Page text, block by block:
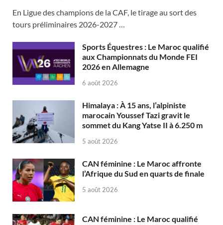
En Ligue des champions de la CAF, le tirage au sort des
tours préliminaires 2026-2027 …
Sports Équestres : Le Maroc qualifié
aux Championnats du Monde FEI
2026 en Allemagne
6 août 2026
Himalaya : À 15 ans, l’alpiniste
marocain Youssef Tazi gravit le
sommet du Kang Yatse II à 6.250 m
5 août 2026
CAN féminine : Le Maroc affronte
l’Afrique du Sud en quarts de finale
5 août 2026
CAN féminine : Le Maroc qualifié